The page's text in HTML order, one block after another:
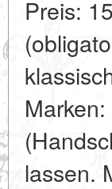
Preis:
lassen.